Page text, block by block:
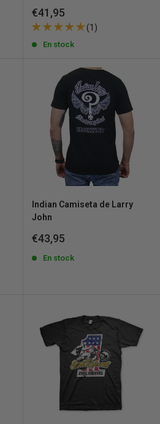
Precio
de
venta
€41,95
(1)
En stock
Indian Camiseta de Larry
John
Precio
venta
€43,95
En stock